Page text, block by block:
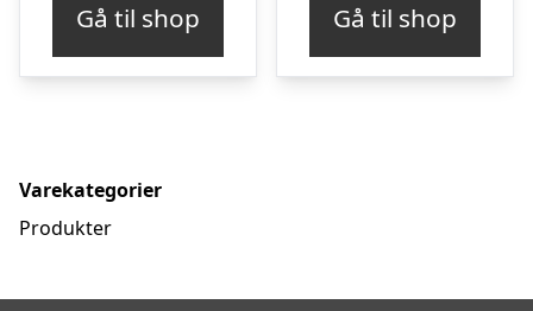
Gå til shop Gå til shop
Varekategorier
Produkter